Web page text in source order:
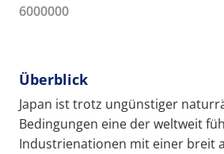
6000000
Überblick
Japan ist trotz ungünstiger
Bedingungen eine der weltweit
Industrienationen mit einer breit